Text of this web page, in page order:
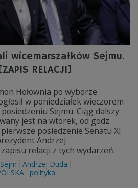
wicemarszałków Sejmu.
RELACJI]
Hołownia po wyborze
w poniedziałek wieczorem
Sejmu. Ciąg dalszy
jest na wtorek, od godz.
pierwsze posiedzenie Senatu XI
Andrzej
relacji z tych wydarzeń.
Sejm
Andrzej Duda
polityka